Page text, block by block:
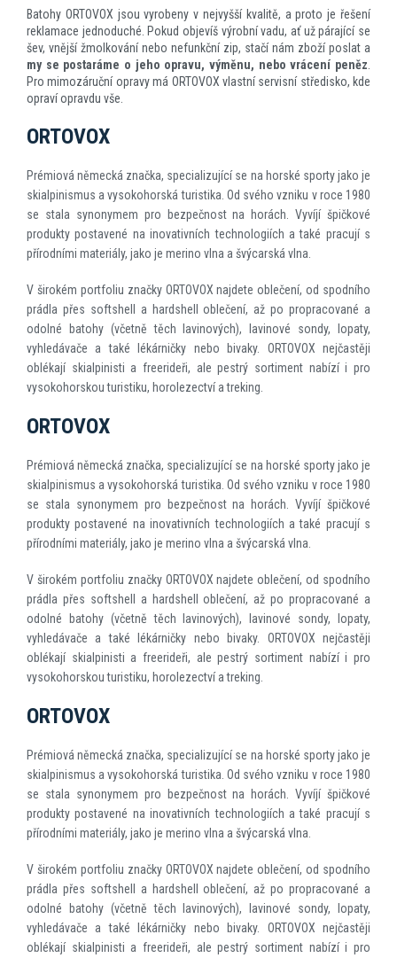
Batohy ORTOVOX jsou vyrobeny v nejvyšší kvalitě, a proto je řešení
reklamace jednoduché. Pokud objevíš výrobní vadu, ať už párající se
šev, vnější žmolkování nebo nefunkční zip, stačí nám zboží poslat a
my se postaráme o jeho opravu, výměnu, nebo vrácení peněz.
Pro mimozáruční opravy má ORTOVOX vlastní servisní středisko, kde
opraví opravdu vše.
ORTOVOX
Prémiová německá značka, specializující se na horské sporty jako je
skialpinismus a vysokohorská turistika. Od svého vzniku v roce 1980
se stala synonymem pro bezpečnost na horách. Vyvíjí špičkové
produkty postavené na inovativních technologiích a také pracují s
přírodními materiály, jako je merino vlna a švýcarská vlna.
V širokém portfoliu značky ORTOVOX najdete oblečení, od spodního
prádla přes softshell a hardshell oblečení, až po propracované a
odolné batohy (včetně těch lavinových), lavinové sondy, lopaty,
vyhledávače a také lékárničky nebo bivaky. ORTOVOX nejčastěji
oblékají skialpinisti a freerideři, ale pestrý sortiment nabízí i pro
vysokohorskou turistiku, horolezectví a treking.
ORTOVOX
Prémiová německá značka, specializující se na horské sporty jako je
skialpinismus a vysokohorská turistika. Od svého vzniku v roce 1980
se stala synonymem pro bezpečnost na horách. Vyvíjí špičkové
produkty postavené na inovativních technologiích a také pracují s
přírodními materiály, jako je merino vlna a švýcarská vlna.
V širokém portfoliu značky ORTOVOX najdete oblečení, od spodního
prádla přes softshell a hardshell oblečení, až po propracované a
odolné batohy (včetně těch lavinových), lavinové sondy, lopaty,
vyhledávače a také lékárničky nebo bivaky. ORTOVOX nejčastěji
oblékají skialpinisti a freerideři, ale pestrý sortiment nabízí i pro
vysokohorskou turistiku, horolezectví a treking.
ORTOVOX
Prémiová německá značka, specializující se na horské sporty jako je
skialpinismus a vysokohorská turistika. Od svého vzniku v roce 1980
se stala synonymem pro bezpečnost na horách. Vyvíjí špičkové
produkty postavené na inovativních technologiích a také pracují s
přírodními materiály, jako je merino vlna a švýcarská vlna.
V širokém portfoliu značky ORTOVOX najdete oblečení, od spodního
prádla přes softshell a hardshell oblečení, až po propracované a
odolné batohy (včetně těch lavinových), lavinové sondy, lopaty,
vyhledávače a také lékárničky nebo bivaky. ORTOVOX nejčastěji
oblékají skialpinisti a freerideři, ale pestrý sortiment nabízí i pro